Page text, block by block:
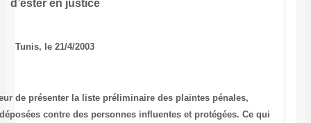
Le Comité des Causes Justes a l’honneur de présenter la liste
laissé de côté par le Parquet. Plaintes déposées contre des